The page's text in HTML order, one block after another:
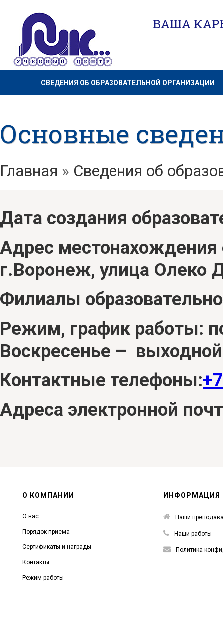
ВАША
СВЕДЕНИЯ ОБ ОБРАЗОВАТЕЛЬНОЙ ОРГАНИЗАЦИИ
Основные
Главная » Сведения об
Дата создания
Адрес местонахождения
г.Воронеж, улица Олеко
Филиалы
Режим, график работы:
Воскресенье –
Контактные телефоны:
Адреса электронной
О КОМПАНИИ
О нас
Порядок приема
Сертификаты и награды
Контакты
Режим работы
ИНФОРМАЦИЯ
Наши
Наши работы
Политика